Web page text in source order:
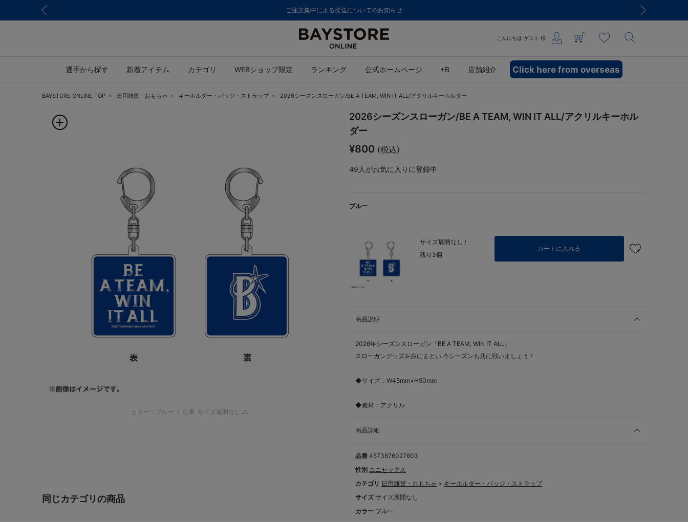
ご注文集中による発送についてのお知らせ
こんにちは ゲスト 様
選手から探す 新着アイテム カテゴリ WEBショップ限定 ランキング 公式ホームページ +B 店舗紹介 Click here from overseas
BAYSTORE ONLINE TOP 日用雑貨・おもちゃ キーホルダー・バッジ・ストラップ 2026シーズンスローガン/BE A TEAM, WIN IT ALL/アクリルキーホルダー
カラー：ブルー / 在庫 サイズ展開なし:△
同じカテゴリの商品
2026シーズンスローガン/BE A TEAM, WIN IT ALL/アクリルキーホル
ダー
¥800 (税込)
49 人がお気に入りに登録中
ブルー
サイズ展開なし /
残り3個
カートに入れる
商品説明
2026年シーズンスローガン『BE A TEAM, WIN IT ALL』
スローガングッズを身にまとい,今シーズンも共に戦いましょう！
◆サイズ：W45mm×H50mm
◆素材：アクリル
商品詳細
品番 4573676027603
性別 ユニセックス
カテゴリ 日用雑貨・おもちゃ > キーホルダー・バッジ・ストラップ
サイズ サイズ展開なし
カラー ブルー